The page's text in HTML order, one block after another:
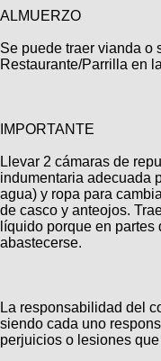
ALMUERZO
Se puede traer vianda o
Restaurante/Parrilla en
IMPORTANTE
Llevar 2 cámaras de
indumentaria adecuada
agua) y ropa para
de casco y anteojos.
líquido porque en
abastecerse.
La responsabilidad del
siendo cada uno
perjuicios o lesiones